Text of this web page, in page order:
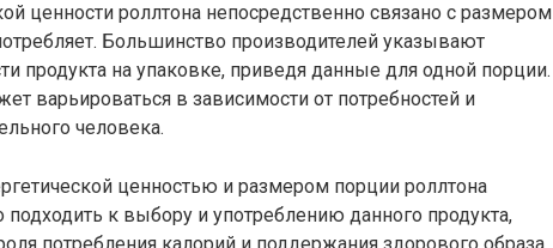
ценности роллтона непосредственно связано с размером
Большинство производителей указывают
продукта на упаковке, приведя данные для одной порции.
варьироваться в зависимости от потребностей и
человека.
ценностью и размером порции роллтона
подходить к выбору и употреблению данного продукта,